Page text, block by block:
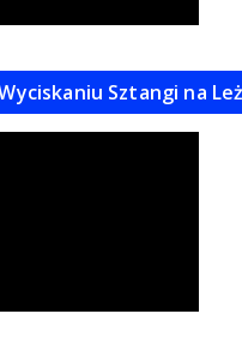
Sztangi na